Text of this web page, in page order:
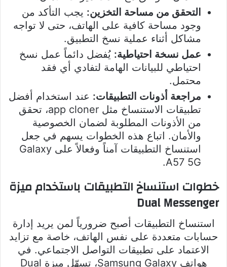
التحقق من مساحة التخزين: يجب التأكد من
وجود مساحة كافية على الهاتف، حتى لا تواجه
مشاكل أثناء عملية نسخ التطبيق.
عمل نسخة احتياطية: يُفضل دائماً عمل نسخ
احتياطي للبيانات الهامة لتفادي أي فقد
محتمل.
مراجعة أذونات التطبيقات: عند استخدام أفضل
تطبيقات الاستنساخ مثل app cloner، تحقق
من الأذونات المطلوبة لضمان الخصوصية
والأمان. اتباع هذه الخطوات يسهم في جعل
استنساخ التطبيقات آمناً وفعالاً على Galaxy
A57 5G.
خطوات استنساخ التطبيقات باستخدام ميزة
Dual Messenger
استنساخ التطبيقات أصبح ضرورياً لمن يريد إدارة
حسابات متعددة على نفس الهاتف، خاصة مع تزايد
الاعتماد على تطبيقات التواصل الاجتماعي. في
هواتف Samsung Galaxy، تسهّل ميزة Dual